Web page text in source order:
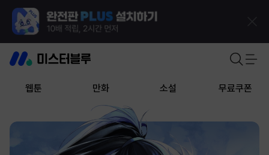
웹툰 만화 소설 무료쿠폰